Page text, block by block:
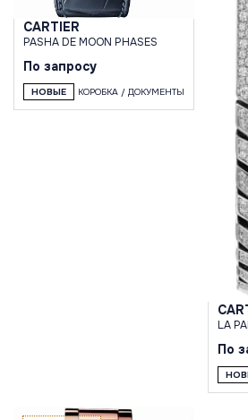
CARTIER
PASHA DE MOON PHASES
По запросу
НОВЫЕ КОРОБКА / ДОКУМЕНТЫ
LA
По